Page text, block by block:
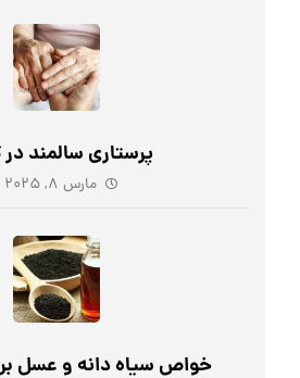
پرستاری سالمند در
مارس ۸, ۲۰۲۵
خواص سیاه دانه و عسل